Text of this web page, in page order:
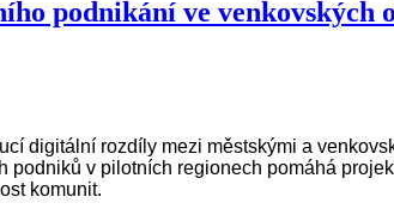
podnikání ve venkovských
digitální rozdíly mezi městskými a
podniků v pilotních regionech pomáhá
komunit.